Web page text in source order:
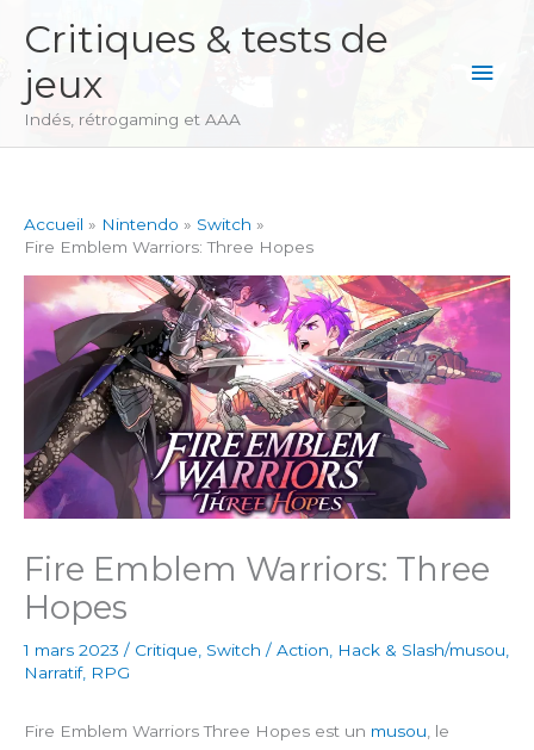
contenu
Critiques & tests de
jeux
Indés, rétrogaming et AAA
Accueil Nintendo
Switch
Fire Emblem Warriors: Three Hopes
Fire Emblem Warriors: Three
Hopes
1 mars 2023 / Critique Switch / Action Hack & Slash/musou
Narratif, RPG
Fire Emblem Warriors Three Hopes est un musou, le